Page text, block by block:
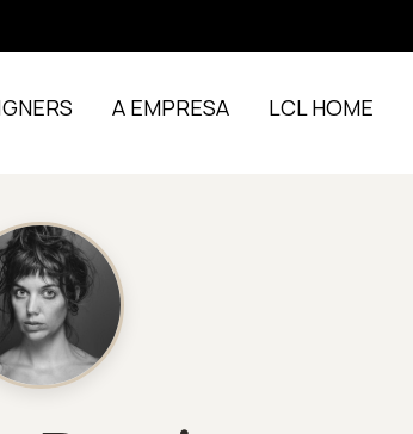
A EMPRESA LCL HOME